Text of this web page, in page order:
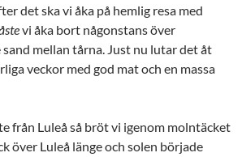
det ska vi åka på hemlig resa med
vi åka bort någonstans över
mellan tårna. Just nu lutar det åt
veckor med god mat och en massa
från Luleå så bröt vi igenom molntäcket
över Luleå länge och solen började